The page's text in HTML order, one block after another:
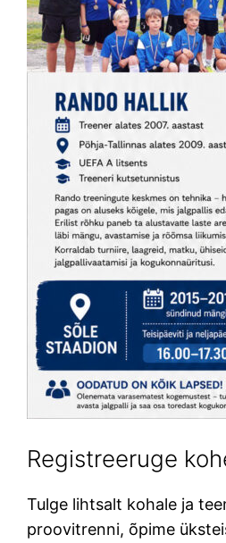
Registreeruge
Tulge lihtsalt kohale ja
proovitrenni, õpime